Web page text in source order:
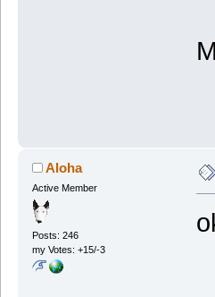
Aloha
Active Member
Posts: 246
my Votes: +15/-3